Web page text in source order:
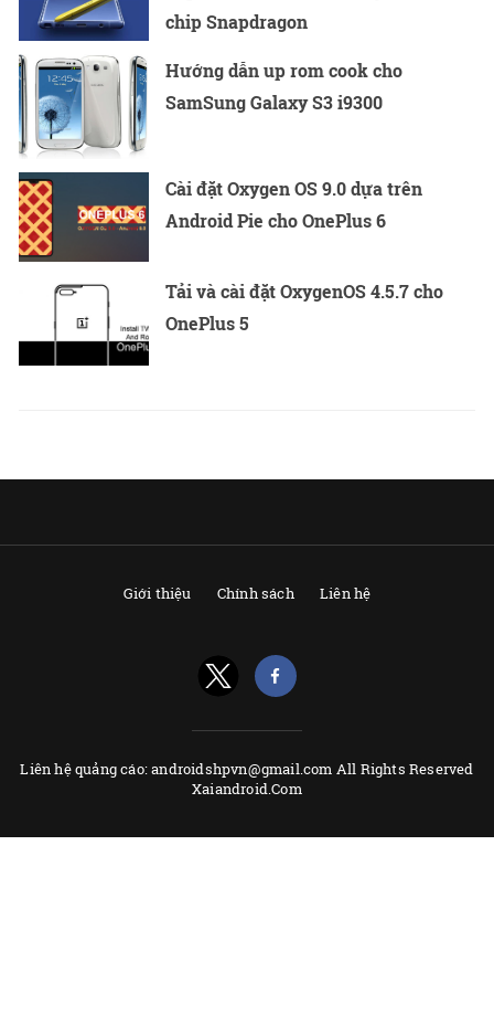
chip Snapdragon
Hướng dẫn up rom cook cho
SamSung Galaxy S3 i9300
Cài đặt Oxygen OS 9.0 dựa trên
Android Pie cho OnePlus 6
Tải và cài đặt OxygenOS 4.5.7 cho
OnePlus 5
Giới thiệu Chính sách Liên hệ
Liên hệ quảng cáo: androidshpvn@gmail.com All Rights Reserved
Xaiandroid.Com